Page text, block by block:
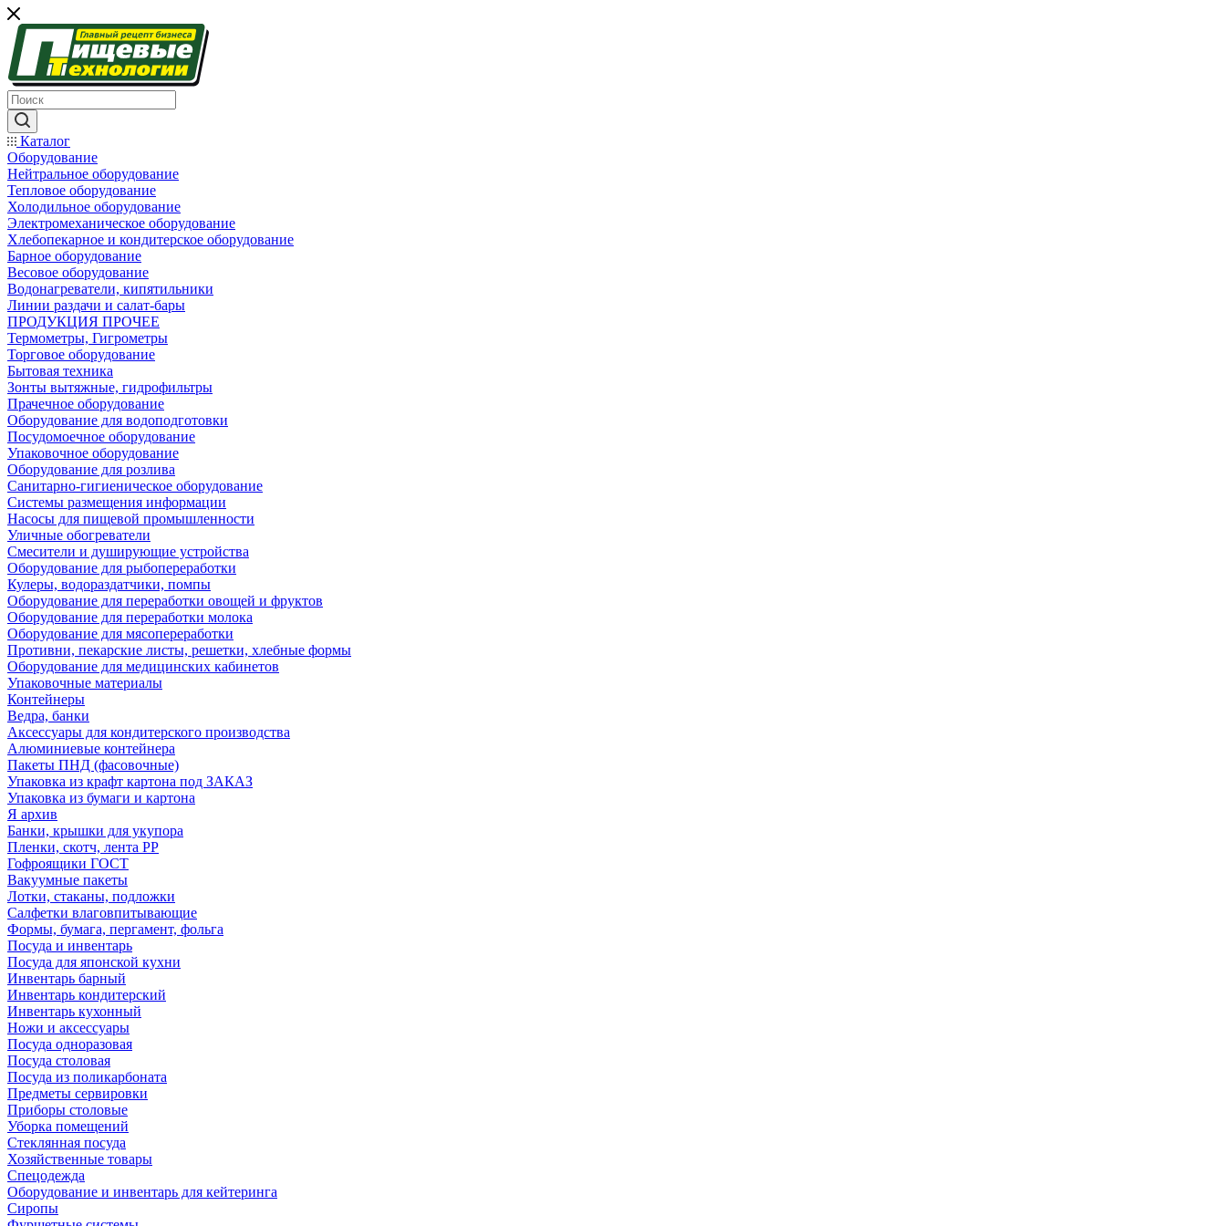
Каталог
Оборудование
Нейтральное оборудование
Тепловое оборудование
Холодильное оборудование
Электромеханическое оборудование
Хлебопекарное и кондитерское оборудование
Барное оборудование
Весовое оборудование
Водонагреватели, кипятильники
Линии раздачи и салат-бары
ПРОДУКЦИЯ ПРОЧЕЕ
Термометры, Гигрометры
Торговое оборудование
Бытовая техника
Зонты вытяжные, гидрофильтры
Прачечное оборудование
Оборудование для водоподготовки
Посудомоечное оборудование
Упаковочное оборудование
Оборудование для розлива
Санитарно-гигиеническое оборудование
Системы размещения информации
Насосы для пищевой промышленности
Уличные обогреватели
Смесители и душирующие устройства
Оборудование для рыбопереработки
Кулеры, водораздатчики, помпы
Оборудование для переработки овощей и фруктов
Оборудование для переработки молока
Оборудование для мясопереработки
Противни, пекарские листы, решетки, хлебные формы
Оборудование для медицинских кабинетов
Упаковочные материалы
Контейнеры
Ведра, банки
Аксессуары для кондитерского производства
Алюминиевые контейнера
Пакеты ПНД (фасовочные)
Упаковка из крафт картона под ЗАКАЗ
Упаковка из бумаги и картона
Я архив
Банки, крышки для укупора
Пленки, скотч, лента РР
Гофроящики ГОСТ
Вакуумные пакеты
Лотки, стаканы, подложки
Салфетки влаговпитывающие
Формы, бумага, пергамент, фольга
Посуда и инвентарь
Посуда для японской кухни
Инвентарь барный
Инвентарь кондитерский
Инвентарь кухонный
Ножи и аксессуары
Посуда одноразовая
Посуда столовая
Посуда из поликарбоната
Предметы сервировки
Приборы столовые
Уборка помещений
Стеклянная посуда
Хозяйственные товары
Спецодежда
Оборудование и инвентарь для кейтеринга
Сиропы